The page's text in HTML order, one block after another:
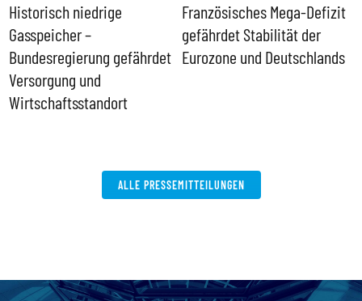
Historisch niedrige
Gasspeicher –
Bundesregierung gefährdet
Versorgung und
Wirtschaftsstandort
Französisches Mega-Defizit
gefährdet Stabilität der
Eurozone und Deutschlands
ALLE PRESSEMITTEILUNGEN